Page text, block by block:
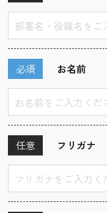
お名前
必須
フリガナ
任意